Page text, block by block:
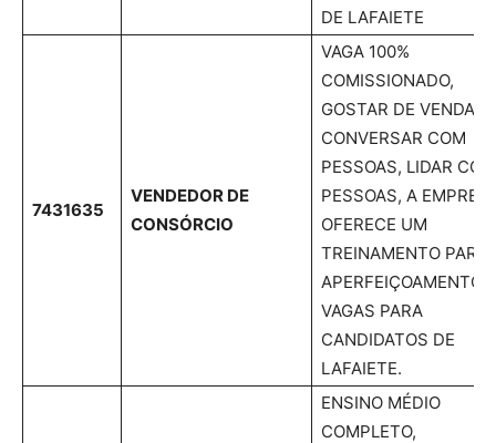
DE LAFAIETE
7431635
VENDEDOR DE
CONSÓRCIO
VAGA 100%
COMISSIONADO,
GOSTAR DE VENDAS,
CONVERSAR COM
PESSOAS, LIDAR COM
PESSOAS, A
OFERECE UM
TREINAMENTO PARA
APERFEIÇOAMENTO.
VAGAS PARA
CANDIDATOS DE
LAFAIETE.
ENSINO MÉDIO
COMPLETO,